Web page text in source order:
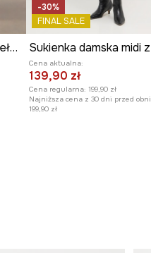
Sukienka koszulowa bawełniana midi z kolekcji Mythical Creatures
-30%
FINAL SALE
Cena aktualna:
139,90 zł
Cena regularna: 199,90 zł
Najniższa cena z 30 dni przed
199,90 zł